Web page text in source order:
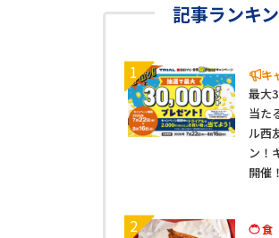
記事ランキ
1 キ
最大
当た
ル西
ン！
開催！
2 食